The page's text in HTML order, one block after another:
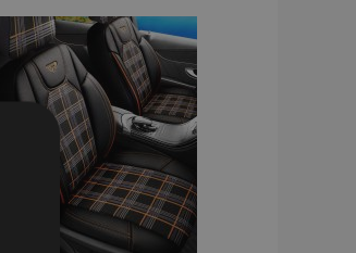
liste
d'achats